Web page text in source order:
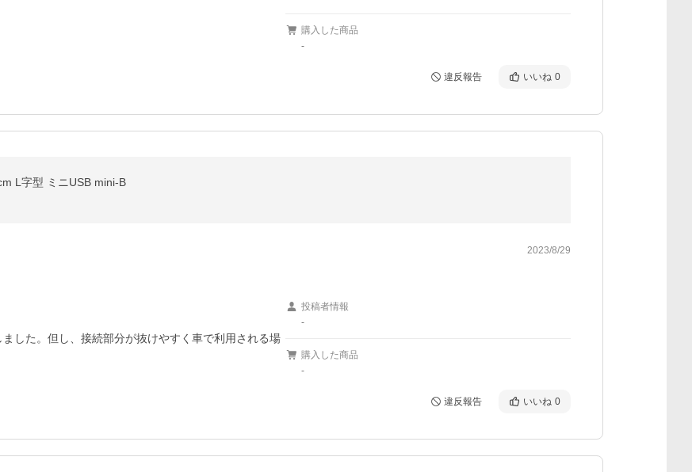
購入した商品
-
違反報告 いいね 0
L字型 ミニUSB mini-B
2023/8/29
した。但し、接続部分が抜けやすく車で利用される場
投稿者情報
-
購入した商品
-
違反報告 いいね 0